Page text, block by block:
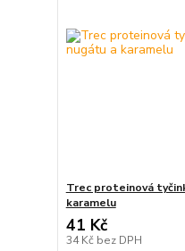
Trec proteinová
karamelu
41 Kč
34 Kč bez DPH